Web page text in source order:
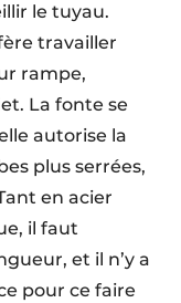
le tuyau.
travailler
rampe,
La fonte se
autorise la
plus serrées,
en acier
il faut
et il n’y a
pour ce faire